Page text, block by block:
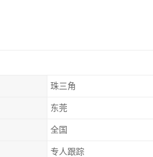
珠三角
东莞
全国
专人跟踪